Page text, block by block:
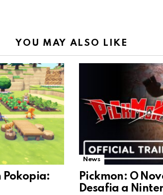
YOU MAY ALSO LIKE
Pokopia:
News
Pickmon: O
Desafia a